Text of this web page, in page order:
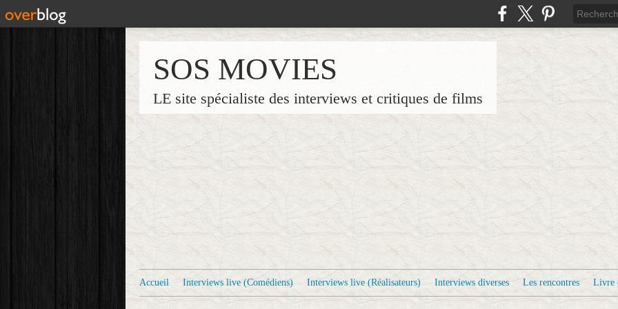
SOS MOVIES
LE site spécialiste des interviews et critiques de films
Accueil Interviews live (Comédiens) Interviews live (Réalisateurs) Interviews diverses Les rencontres Livre